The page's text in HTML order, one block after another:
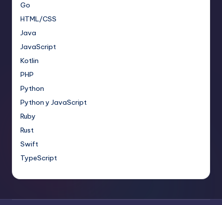
Go
HTML/CSS
Java
JavaScript
Kotlin
PHP
Python
Python y JavaScript
Ruby
Rust
Swift
TypeScript